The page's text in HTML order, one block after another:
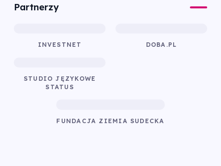
Partnerzy
INVESTNET DOBA.PL
STUDIO JĘZYKOWE
STATUS
FUNDACJA ZIEMIA SUDECKA